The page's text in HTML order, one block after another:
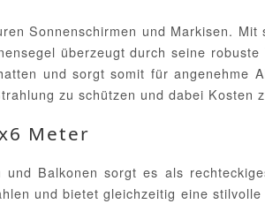
Sonnenschirmen und Markisen. Mit
überzeugt durch seine
und sorgt somit für angenehme
zu schützen und dabei Kosten
Meter
Balkonen sorgt es als
und bietet gleichzeitig eine